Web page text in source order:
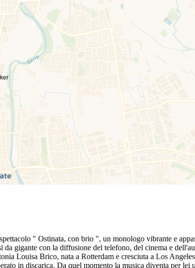
" Ostinata, con brio ", un monologo vibrante e
gigante con la diffusione del telefono, del cinema e
Louisa Brico, nata a Rotterdam e cresciuta a Los Angeles
in discarica. Da quel momento la musica diventa per lei